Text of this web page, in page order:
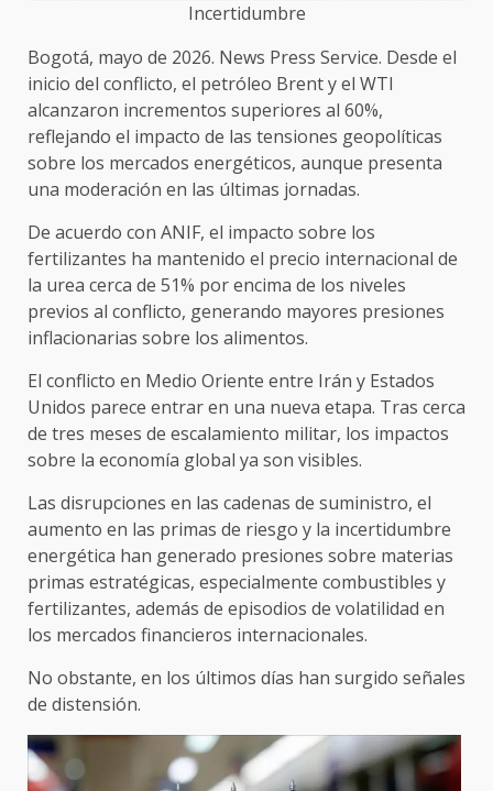
Incertidumbre
Bogotá, mayo de 2026. News Press Service. Desde el
inicio del conflicto, el petróleo Brent y el WTI
alcanzaron incrementos superiores al 60%,
reflejando el impacto de las tensiones geopolíticas
sobre los mercados energéticos, aunque presenta
una moderación en las últimas jornadas.
De acuerdo con ANIF, el impacto sobre los
fertilizantes ha mantenido el precio internacional de
la urea cerca de 51% por encima de los niveles
previos al conflicto, generando mayores presiones
inflacionarias sobre los alimentos.
El conflicto en Medio Oriente entre Irán y Estados
Unidos parece entrar en una nueva etapa. Tras cerca
de tres meses de escalamiento militar, los impactos
sobre la economía global ya son visibles.
Las disrupciones en las cadenas de suministro, el
aumento en las primas de riesgo y la incertidumbre
energética han generado presiones sobre materias
primas estratégicas, especialmente combustibles y
fertilizantes, además de episodios de volatilidad en
los mercados financieros internacionales.
No obstante, en los últimos días han surgido señales
de distensión.